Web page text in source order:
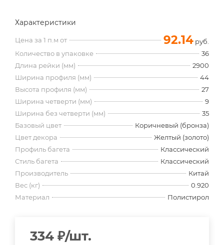
Характеристики
Цена за 1 п.м от 92.14 руб.
Количество в упаковке
36
Длина рейки (мм)
2900
Ширина профиля (мм)
44
Высота профиля (мм)
27
Ширина четверти (мм)
9
Ширина без четверти (мм)
35
Базовый цвет
Коричневый (бронза)
Цвет декора
Желтый (золото)
Профиль багета
Классический
Стиль багета
Классический
Производитель
Китай
Вес (кг)
0.920
Материал
Полистирол
334 ₽/шт.